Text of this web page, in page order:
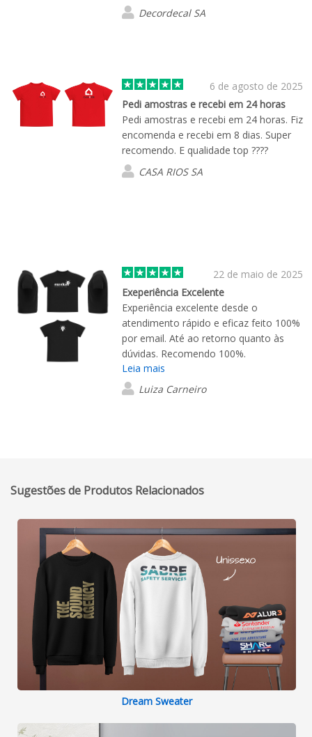
trabalho excecional. Recomendo
vivamente!
Decordecal SA
6 de agosto de 2025
Pedi amostras e recebi em 24 horas
Pedi amostras e recebi em 24 horas. Fiz
encomenda e recebi em 8 dias. Super
recomendo. E qualidade top ????
CASA RIOS SA
22 de maio de 2025
Exeperiência Excelente
Experiência excelente desde o
atendimento rápido e eficaz feito 100%
por email. Até ao retorno quanto às
dúvidas. Recomendo 100%.
Agradecimento ao Henrique Pereira que
nos atendeu.
Leia mais
Luiza Carneiro
Sugestões de Produtos Relacionados
Dream Sweater